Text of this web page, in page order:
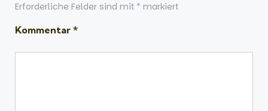
Erforderliche Felder sind mit * markiert
Kommentar *